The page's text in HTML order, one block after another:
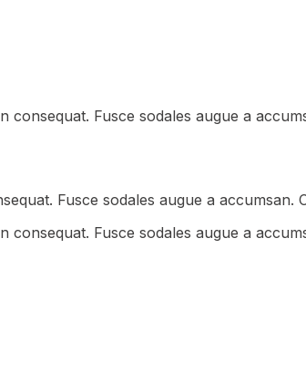
consequat. Fusce sodales augue a
Fusce sodales augue a accumsan.
consequat. Fusce sodales augue a